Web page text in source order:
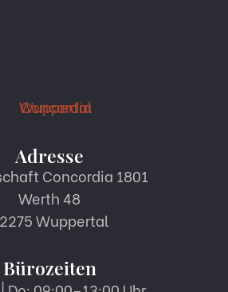
Adresse
Concordia 1801
Werth 48
Wuppertal
Bürozeiten